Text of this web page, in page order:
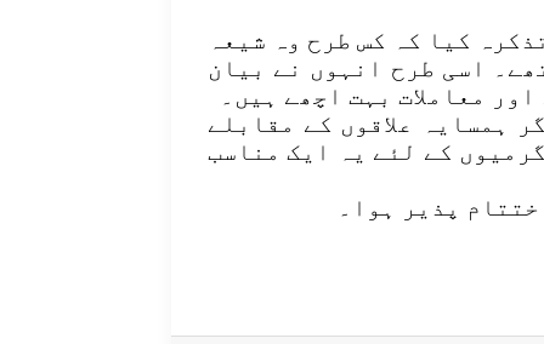
کیا کہ کس طرح وہ شیعہ
اسی طرح انہوں نے بیان
معاملات بہت اچھے ہیں۔
ہمسایہ علاقوں کے مقابلے
کے لئے یہ ایک مناسب
پذیر ہوا۔